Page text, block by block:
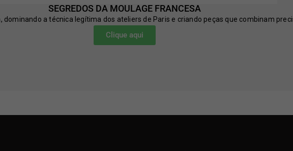
SEGREDOS DA MOULAGE FRANCESA
dominando a técnica legítima dos ateliers de Paris e criando peças que combinam
Clique aqui